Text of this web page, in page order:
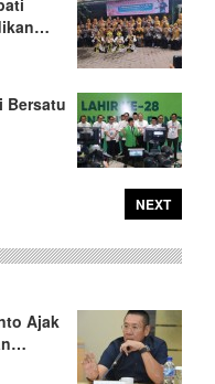
Bersatu
NEXT
Ajak